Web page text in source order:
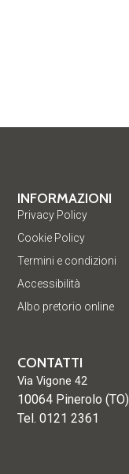
INFORMAZIONI
Privacy Policy
Cookie Policy
Termini e condizioni
Accessibilità
Albo pretorio online
CONTATTI
Via Vigone 42
10064 Pinerolo (TO)
Tel. 0121 2361